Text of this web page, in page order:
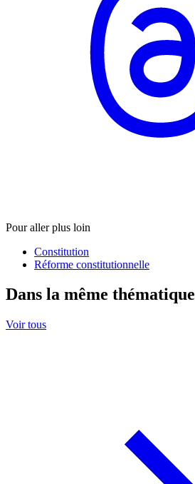
Pour aller plus loin
Constitution
Réforme constitutionnelle
Dans la même thématique
Voir tous